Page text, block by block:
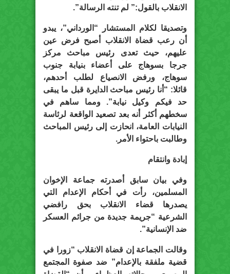
الانقلاب بالقول:” لم تنته الرسالة”.
وتصديقا لكلام المستشار “الورداني”، يبدو
أن رعب قضاة الانقلاب أصبح فرض عين
عليهم، حيث تعدى رئيس مباحث مركز
جرجا بسوهاج على أعضاء بنيابة جنوب
سوهاج، ورفض الانصياع لطلب أحدهم،
قائلا: “أنا رئيس مباحث الدايرة قبل ما يبقى
حد فيكم وكيل نيابة”. ومما ساهم في
سخطهم أكثر أنه بعد تصعيد الواقعة لرئاسة
النيابات العامة، انحازت إلى رئيس المباحث
وطالبت باحتواء الأمر.
إبادة وانتقام
وفي بيان سابق أصدرته جماعة الإخوان
المسلمين، رأت في أحكام الإعدام التي
يصدرها قضاء الانقلاب بحق رافضي
الشرعية “جريمة جديدة من جرائم العسكر
ضد الإنسانية”.
وقالت الجماعة إن قضاة الانقلاب “زورا في
قضية ملفقة بالإعدام” ضد صفوة المجتمع